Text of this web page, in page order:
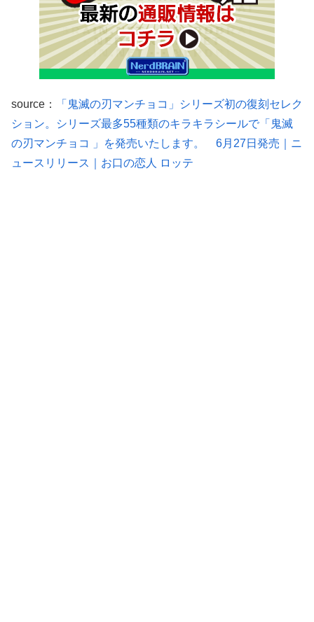
source：
「鬼滅の刃マンチョコ」シリーズ初の復刻セレク
ション。シリーズ最多55種類のキラキラシールで「鬼滅
の刃マンチョコ 」を発売いたします。 6月27日発売｜ニ
ュースリリース｜お口の恋人 ロッテ